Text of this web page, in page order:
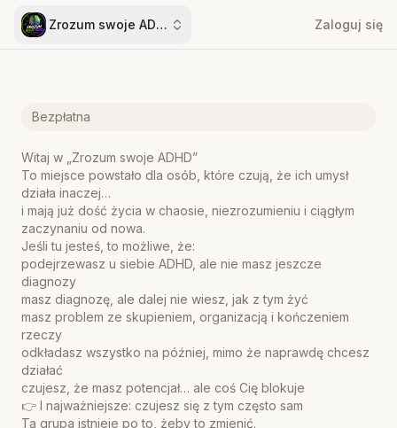
Zrozum swoje ADHD Zaloguj się
Bezpłatna
Witaj w „Zrozum swoje ADHD”
To miejsce powstało dla osób, które czują, że ich umysł
działa inaczej…
i mają już dość życia w chaosie, niezrozumieniu i ciągłym
zaczynaniu od nowa.
Jeśli tu jesteś, to możliwe, że:
podejrzewasz u siebie ADHD, ale nie masz jeszcze
diagnozy
masz diagnozę, ale dalej nie wiesz, jak z tym żyć
masz problem ze skupieniem, organizacją i kończeniem
rzeczy
odkładasz wszystko na później, mimo że naprawdę chcesz
działać
czujesz, że masz potencjał… ale coś Cię blokuje
👉 I najważniejsze: czujesz się z tym często sam
Ta grupa istnieje po to, żeby to zmienić.